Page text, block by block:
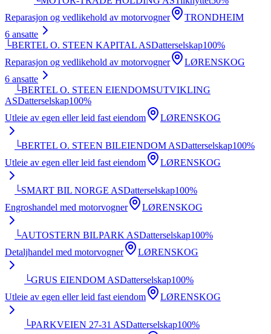
Reparasjon og vedlikehold av motorvogner
TRONDHEIM
6 ansatte
└BERTEL O. STEEN KAPITAL ASDatterselskap100%
Reparasjon og vedlikehold av motorvogner
LØRENSKOG
6 ansatte
└BERTEL O. STEEN EIENDOMSUTVIKLING
ASDatterselskap100%
Utleie av egen eller leid fast eiendom
LØRENSKOG
└BERTEL O. STEEN BILEIENDOM ASDatterselskap100%
Utleie av egen eller leid fast eiendom
LØRENSKOG
└SMART BIL NORGE ASDatterselskap100%
Engroshandel med motorvogner
LØRENSKOG
└AUTOSTERN BILPARK ASDatterselskap100%
Detaljhandel med motorvogner
LØRENSKOG
└GRUS EIENDOM ASDatterselskap100%
Utleie av egen eller leid fast eiendom
LØRENSKOG
└PARKVEIEN 27-31 ASDatterselskap100%